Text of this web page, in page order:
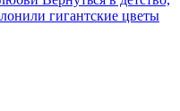
гигантские цветы